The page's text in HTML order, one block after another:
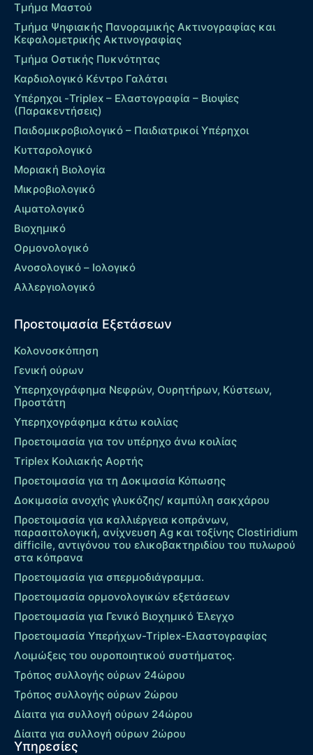
Τμήμα Μαστού
Τμήμα Ψηφιακής Πανοραμικής Ακτινογραφίας και
Κεφαλομετρικής Ακτινογραφίας
Τμήμα Οστικής Πυκνότητας
Καρδιολογικό Κέντρο Γαλάτσι
Υπέρηχοι -Triplex – Eλαστογραφία – Βιοψίες
(Παρακεντήσεις)
Παιδομικροβιολογικό – Παιδιατρικοί Υπέρηχοι
Κυτταρολογικό
Μοριακή Βιολογία
Μικροβιολογικό
Αιματολογικό
Βιοχημικό
Ορμονολογικό
Ανοσολογικό – Ιολογικό
Αλλεργιολογικό
Προετοιμασία Εξετάσεων
Κολονοσκόπηση
Γενική ούρων
Υπερηχογράφημα Νεφρών, Ουρητήρων, Κύστεων,
Προστάτη
Υπερηχογράφημα κάτω κοιλίας
Προετοιμασία για τον υπέρηχο άνω κοιλίας
Τriplex Kοιλιακής Αορτής
Προετοιμασία για τη Δοκιμασία Κόπωσης
Δοκιμασία ανοχής γλυκόζης/ καμπύλη σακχάρου
Προετοιμασία για καλλιέργεια κοπράνων,
παρασιτολογική, ανίχνευση Ag και τοξίνης Clostiridium
difficile, αντιγόνου του ελικοβακτηριδίου του πυλωρού
στα κόπρανα
Προετοιμασία για σπερμοδιάγραμμα.
Προετοιμασία ορμονολογικών εξετάσεων
Προετοιμασία για Γενικό Βιοχημικό Έλεγχο
Προετοιμασία Υπερήχων-Τriplex-Ελαστογραφίας
Λοιμώξεις του ουροποιητικού συστήματος.
Τρόπος συλλογής ούρων 24ώρου
Τρόπος συλλογής ούρων 2ώρου
Δίαιτα για συλλογή ούρων 24ώρου
Δίαιτα για συλλογή ούρων 2ώρου
Υπηρεσίες